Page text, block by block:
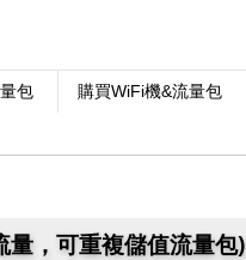
包 購買WiFi機&流量包
，可重複儲值流量包)